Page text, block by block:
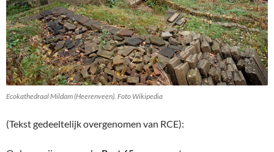
Ecokathedraal Mildam (Heerenveen). Foto Wikipedia
(Tekst gedeeltelijk overgenomen van RCE):